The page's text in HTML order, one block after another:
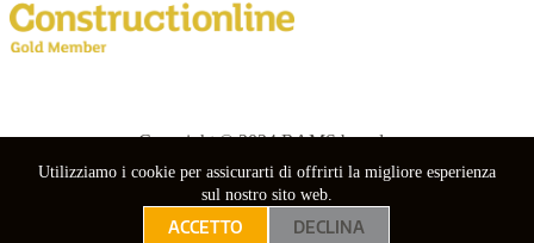
Utilizziamo i cookie per assicurarti di offrirti la migliore esperienza
sul nostro sito web.
ACCETTO DECLINA
Copyright © 2024 RAMS boards.
nebuso